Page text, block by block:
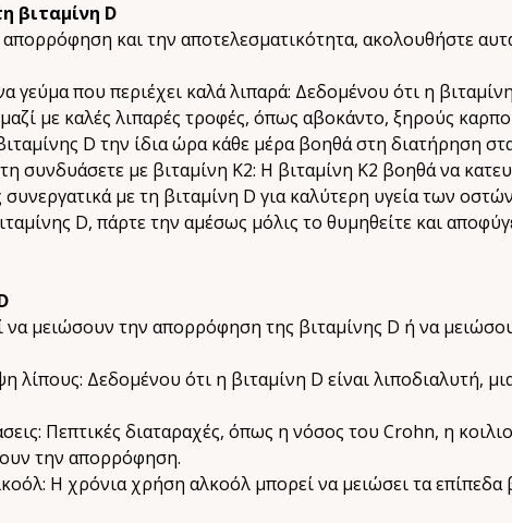
βιταμίνη D
απορρόφηση και την αποτελεσματικότητα, ακολουθήστε
που περιέχει καλά λιπαρά: Δεδομένου ότι η
με καλές λιπαρές τροφές, όπως αβοκάντο, ξηρούς
D την ίδια ώρα κάθε μέρα βοηθά στη διατήρηση
συνδυάσετε με βιταμίνη Κ2: Η βιταμίνη Κ2 βοηθά να
με τη βιταμίνη D για καλύτερη υγεία των
D, πάρτε την αμέσως μόλις το θυμηθείτε και
να μειώσουν την απορρόφηση της βιταμίνης D ή να
λίπους: Δεδομένου ότι η βιταμίνη D είναι λιποδιαλυτή,
Πεπτικές διαταραχές, όπως η νόσος του Crohn, η
την απορρόφηση.
Η χρόνια χρήση αλκοόλ μπορεί να μειώσει τα επίπεδα